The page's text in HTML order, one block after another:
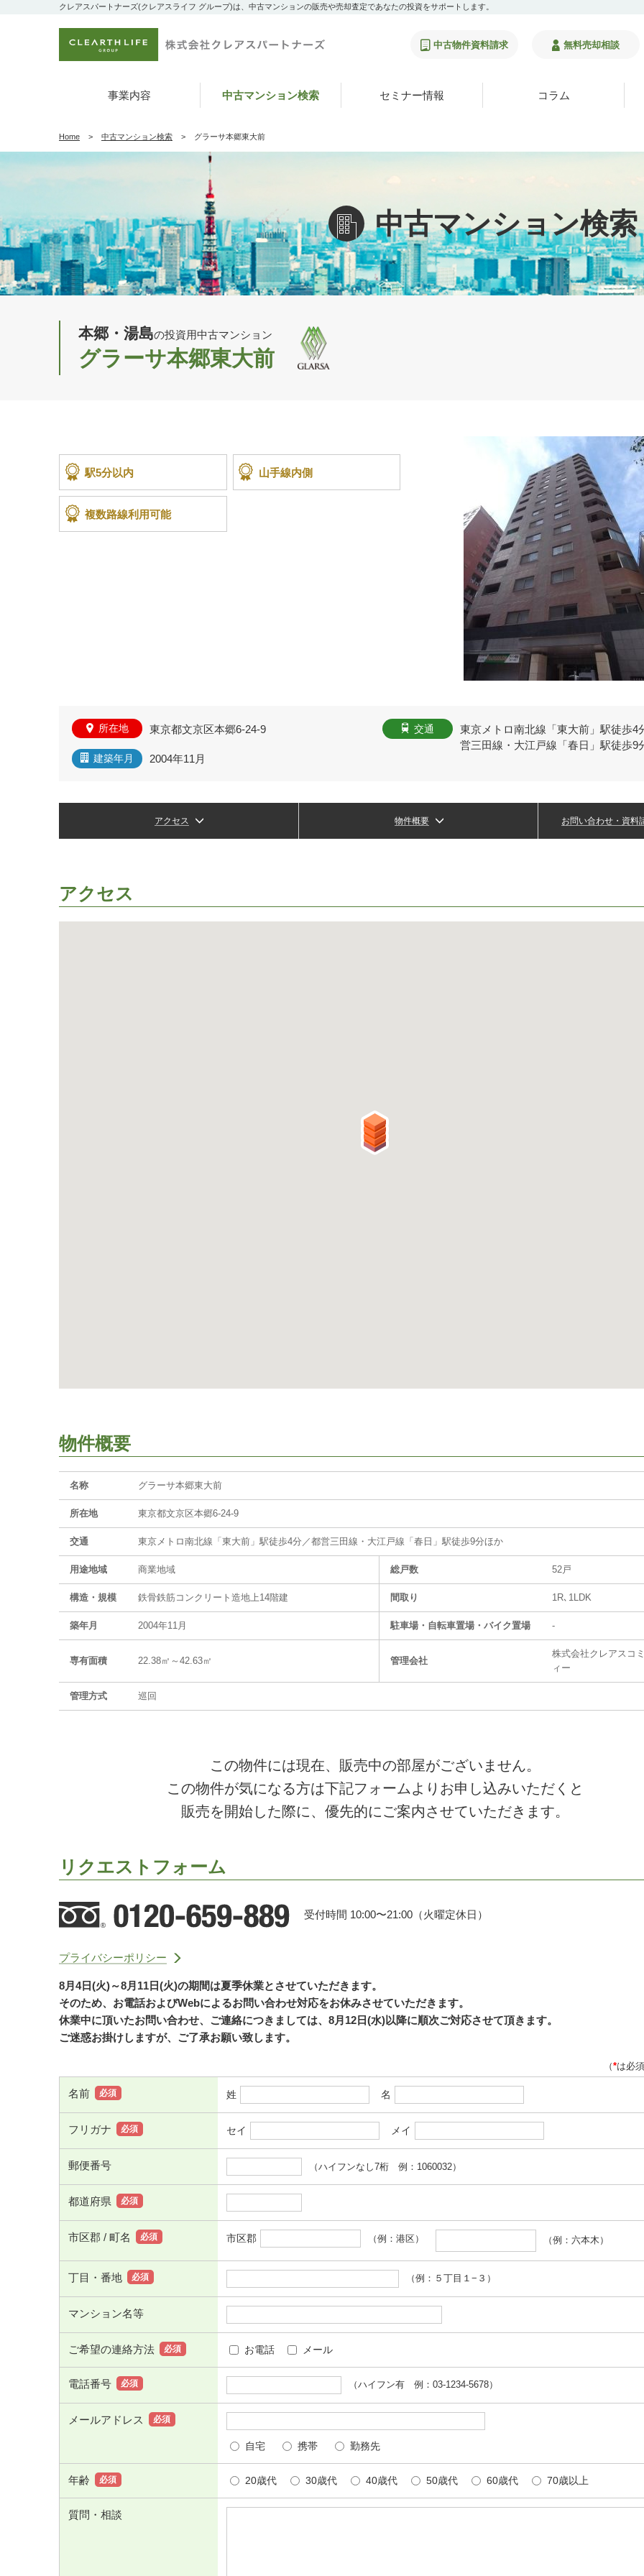
クレアスパートナーズ(クレアスライフ グループ)は、中古マンションの販売や売却査定であなたの投資をサポートします。
中古物件資料請求 無料売却相談
事業内容 中古マンション検索 セミナー情報 コラム
Home 中古マンション検索 グラーサ本郷東大前
中古マンション検索
本郷・湯島の投資用中古マンション
グラーサ本郷東大前
駅5分以内 山手線内側
複数路線利用可能
所在地 東京都文京区本郷6-24-9
建築年月 2004年11月
交通
東京メトロ南北線「東大前」駅徒歩4
営三田線・大江戸線「春日」駅徒歩9
アクセス 物件概要 お問い合わせ・資料
アクセス
物件概要
名称 グラーサ本郷東大前
所在地 東京都文京区本郷6-24-9
交通 東京メトロ南北線「東大前」駅徒歩4分／都営三田線・大江戸線「春日」駅徒歩9分ほか
用途地域 商業地域 総戸数 52戸
構造・規模 鉄骨鉄筋コンクリート造地上14階建 間取り 1R､1LDK
築年月 2004年11月 駐⾞場・⾃転⾞置場・バイク置場 -
専有面積 22.38㎡～42.63㎡ 管理会社
株式会社クレアスコ
ィー
管理方式 巡回
この物件には現在、販売中の部屋がございません。
この物件が気になる方は下記フォームよりお申し込みいただくと
販売を開始した際に、優先的にご案内させていただきます。
リクエストフォーム
受付時間 10:00〜21:00（火曜定休日）
プライバシーポリシー
8月4日(火)～8月11日(火)の期間は夏季休業とさせていただきます。
そのため、お電話およびWebによるお問い合わせ対応をお休みさせていただきます。
休業中に頂いたお問い合わせ、ご連絡につきましては、8月12日(水)以降に順次ご対応させて頂きます。
ご迷惑お掛けしますが、ご了承お願い致します。